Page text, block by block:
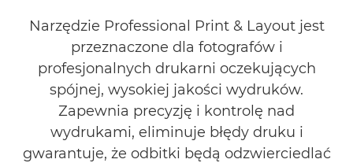
POBIERZ BROSZURY
POBIERZ OPROGRAMOWANIE
Narzędzie Professional Print & Layout jest
przeznaczone dla fotografów i
profesjonalnych drukarni oczekujących
spójnej, wysokiej jakości wydruków.
Zapewnia precyzję i kontrolę nad
wydrukami, eliminuje błędy druku i
gwarantuje, że odbitki będą odzwierciedlać